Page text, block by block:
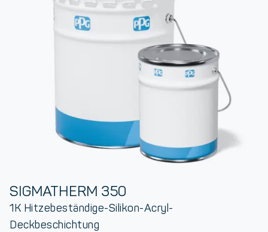
SIGMATHERM 350
1K Hitzebeständige-Silikon-Acryl-
Deckbeschichtung